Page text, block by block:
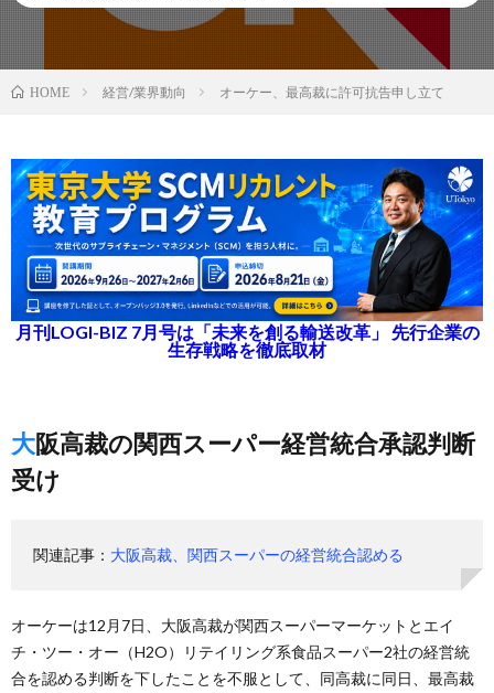
HOME 経営/業界動向 オーケー、最高裁に許可抗告申し立て
月刊LOGI-BIZ 7月号は「未来を創る輸送改革」 先行企業の
生存戦略を徹底取材
大阪高裁の関西スーパー経営統合承認判断
受け
関連記事： 大阪高裁、関西スーパーの経営統合認める
オーケーは12月7日、大阪高裁が関西スーパーマーケットとエイ
チ・ツー・オー（H2O）リテイリング系食品スーパー2社の経営統
合を認める判断を下したことを不服として、同高裁に同日、最高裁